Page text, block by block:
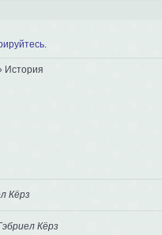
История
Кёрз
Кёрз